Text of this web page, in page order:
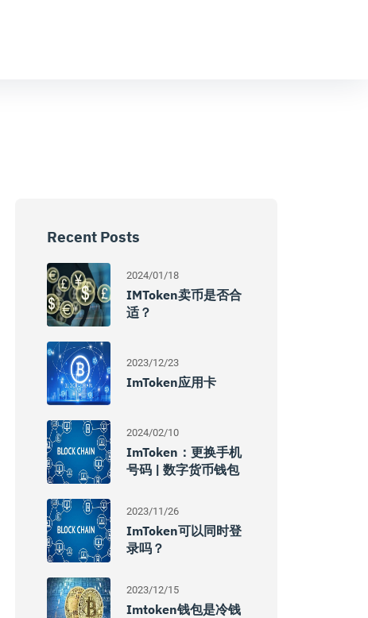
Recent Posts
2024/01/18
IMToken卖币是否合
适？
2023/12/23
ImToken应用卡
2024/02/10
ImToken：更换手机
号码 | 数字货币钱包
2023/11/26
ImToken可以同时登
录吗？
2023/12/15
Imtoken钱包是冷钱